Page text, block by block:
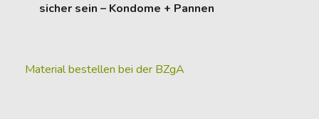
sicher sein – Kondome + Pannen
Material bestellen bei der BZgA